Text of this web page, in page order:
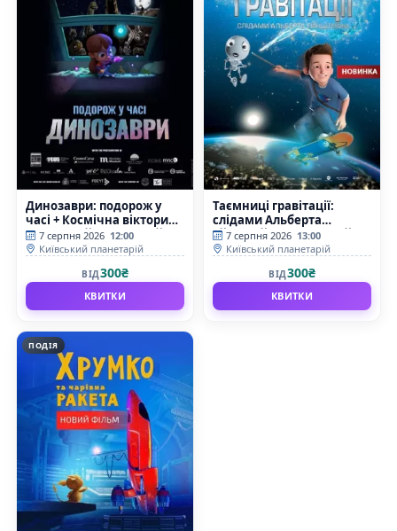
Динозаври: подорож у
часі + Космічна вікторина
(Київський планетарій)
7 серпня 2026 12:00
Київський планетарій
ВІД300₴
КВИТКИ
Таємниці гравітації:
слідами Альберта
Ейнштейна (Київський
планетарій)
7 серпня 2026 13:00
Київський планетарій
ВІД300₴
КВИТКИ
ПОДІЯ